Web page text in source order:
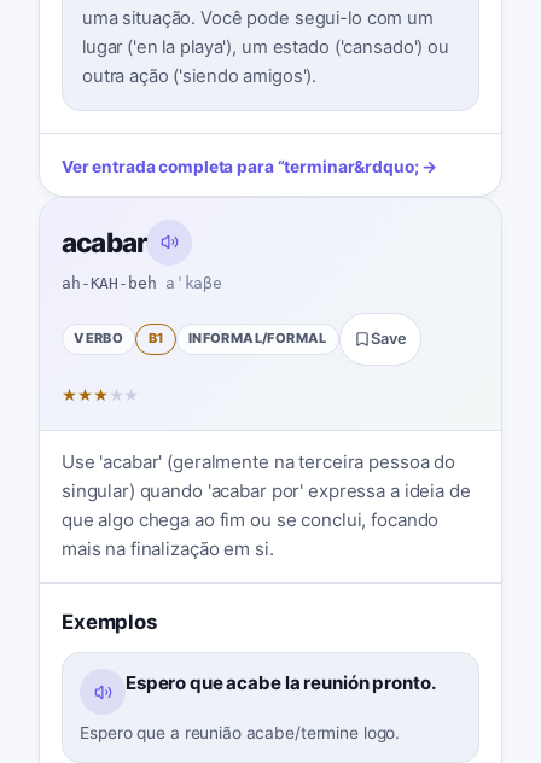
uma situação. Você pode segui-lo com um
lugar ('en la playa'), um estado ('cansado') ou
outra ação ('siendo amigos').
Ver entrada completa para“terminar&rdquo; →
acabar
ah-KAH-beh aˈkaβe
VERBO B1 INFORMAL/FORMAL Save
★★★ ★ ★
Use 'acabar' (geralmente na terceira pessoa do
singular) quando 'acabar por' expressa a ideia de
que algo chega ao fim ou se conclui, focando
mais na finalização em si.
Exemplos
Espero que acabe la reunión pronto.
Espero que a reunião acabe/termine logo.